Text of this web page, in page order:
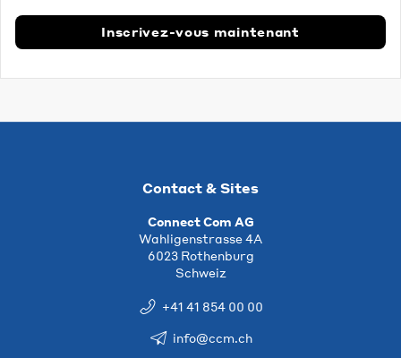
Inscrivez-vous maintenant
Contact & Sites
Connect Com AG
Wahligenstrasse 4A
6023 Rothenburg
Schweiz
+41 41 854 00 00
info@ccm.ch